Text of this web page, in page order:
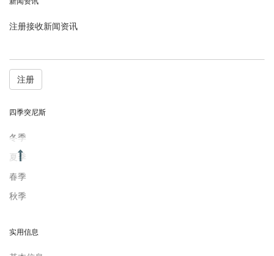
注册接收新闻资讯
注册
四季突尼斯
冬季
夏季
春季
秋季
实用信息